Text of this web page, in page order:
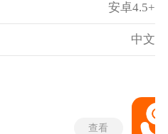
安卓4.5+
中文
查看